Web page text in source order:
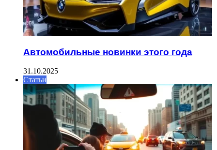
Автомобильные новинки этого года
31.10.2025
Статьи